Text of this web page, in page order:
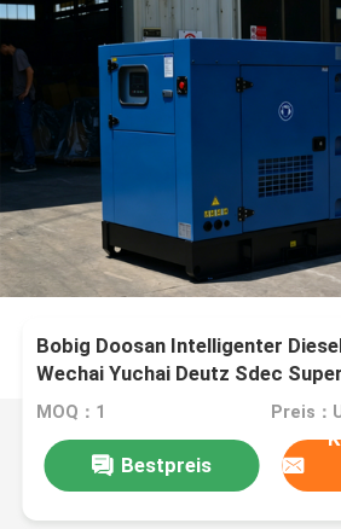
Bobig Doosan Intelligenter
Wechai Yuchai Deutz Sdec
260kw 300kw 500kw 800kw
MOQ：1 Preis：
Bestpreis